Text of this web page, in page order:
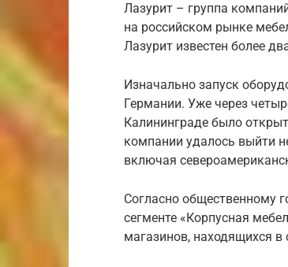
Лазурит – группа
на российском рынке
Лазурит известен более
Изначально запуск
Германии. Уже через
Калининграде было
компании удалось выйти
включая
Согласно общественному
сегменте «Корпусная
магазинов, находящихся в